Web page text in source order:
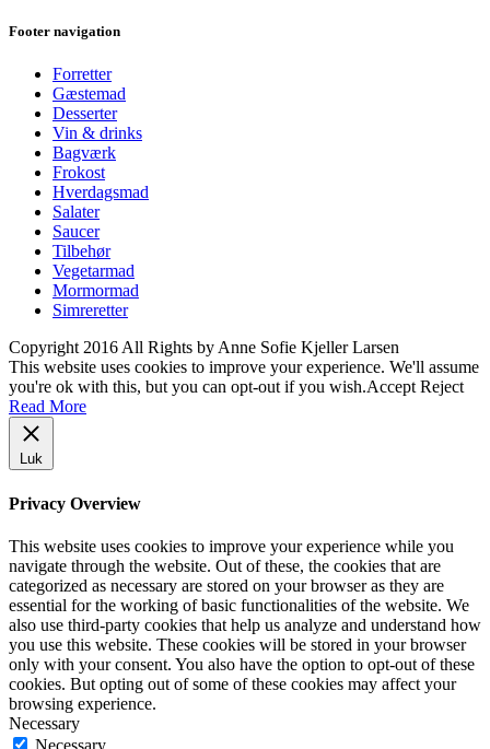
Footer navigation
Forretter
Gæstemad
Desserter
Vin & drinks
Bagværk
Frokost
Hverdagsmad
Salater
Saucer
Tilbehør
Vegetarmad
Mormormad
Simreretter
Copyright 2016 All Rights by Anne Sofie Kjeller Larsen
This website uses cookies to improve your experience. We'll assume
you're ok with this, but you can opt-out if you wish.Accept Reject
Read More
Luk
Privacy Overview
This website uses cookies to improve your experience while you
navigate through the website. Out of these, the cookies that are
categorized as necessary are stored on your browser as they are
essential for the working of basic functionalities of the website. We
also use third-party cookies that help us analyze and understand how
you use this website. These cookies will be stored in your browser
only with your consent. You also have the option to opt-out of these
cookies. But opting out of some of these cookies may affect your
browsing experience.
Necessary
Necessary